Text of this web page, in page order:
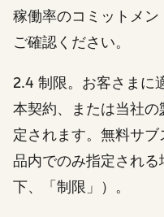
稼働率のコミットメン
ご確認ください。
2.4 制限。お客さまに
本契約、または当社の
定されます。無料サ
品内でのみ指定され
下、「制限」）。